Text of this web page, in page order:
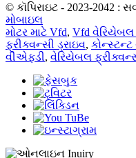
© કૉપિરાઇટ - 2023-2042 :
મોબાઇલ
મોટર માટે Vfd, Vfd વેરિયેબલ
ફ્રીક્વન્સી ડ્રાઇવ, કોન્સ્ટન્ટ
વીએફડી, વેરિયેબલ